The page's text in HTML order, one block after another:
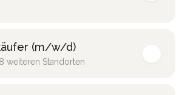
(m/w/d)
weiteren Standorten